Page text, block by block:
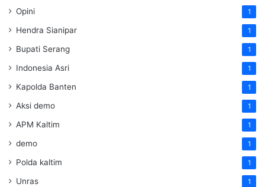
Opini 1
Hendra Sianipar 1
Bupati Serang 1
Indonesia Asri 1
Kapolda Banten 1
Aksi demo 1
APM Kaltim 1
demo 1
Polda kaltim 1
Unras 1